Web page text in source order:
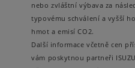
nebo zvláštní výbava za
typovému schválení a vyšší
hmot a emisí CO2.
Další informace včetně cen
vám poskytnou partneři